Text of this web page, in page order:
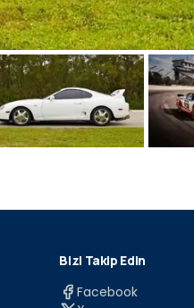
Bizi Takip Edin
Facebook